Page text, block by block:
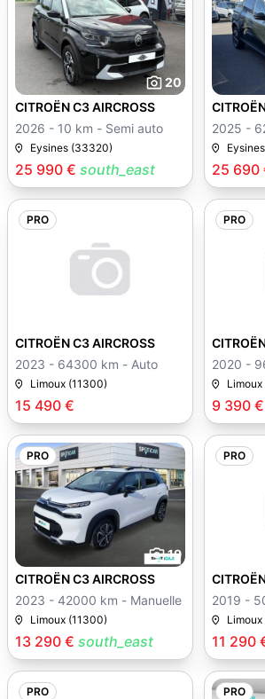
20
25 990 € south_east
CITROËN C3 AIRCROSS
2026 - 10 km - Semi auto
Eysines (33320)
25 690
PRO
15 490 €
CITROËN C3 AIRCROSS
2023 - 64300 km - Auto
Limoux (11300)
PRO
9 390 €
PRO
19
13 290 € south_east
CITROËN C3 AIRCROSS
2023 - 42000 km - Manuelle
Limoux (11300)
PRO
11 290
PRO PRO